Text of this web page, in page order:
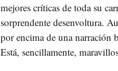
mejores críticas de toda su
sorprendente desenvoltura.
por encima de una narración
Está, sencillamente,